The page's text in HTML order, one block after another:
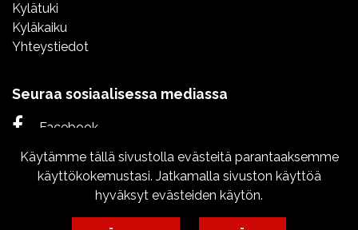
Kylätuki
Kyläkaiku
Yhteystiedot
Seuraa sosiaalisessa mediassa
Facebook
Instagram
Käytämme tällä sivustolla evästeitä parantaaksemme
käyttökokemustasi. Jatkamalla sivuston käyttöä
hyväksyt evästeiden käytön.